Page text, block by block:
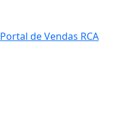
Portal de Vendas RCA